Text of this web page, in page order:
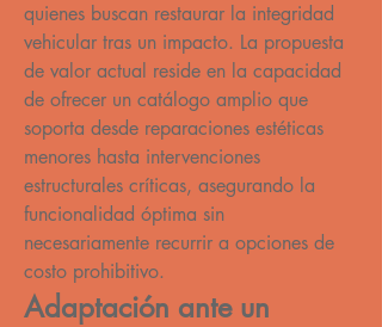
quienes buscan restaurar la integridad
vehicular tras un impacto. La propuesta
de valor actual reside en la capacidad
de ofrecer un catálogo amplio que
soporta desde reparaciones estéticas
menores hasta intervenciones
estructurales críticas, asegurando la
funcionalidad óptima sin
necesariamente recurrir a opciones de
costo prohibitivo.
Adaptación ante un